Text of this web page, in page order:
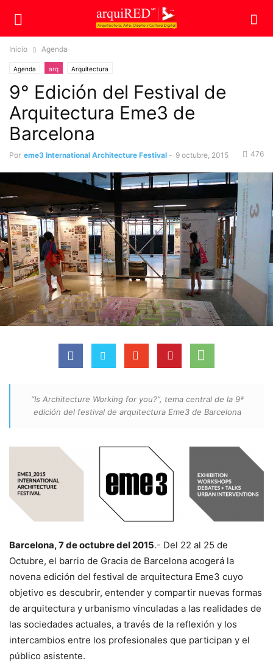
Inicio Agenda
Agenda arq Arquitectura
9° Edición del Festival de
Arquitectura Eme3 de
Barcelona
Por eme3 International Architecture Festival - 9 octubre, 2015 476
“Is Architecture Working for you?”, tema central de la 9ª
edición del festival de arquitectura Eme3 de Barcelona
Barcelona, 7 de octubre del 2015.- Del 22 al 25 de
Octubre, el barrio de Gracia de Barcelona acogerá la
novena edición del festival de arquitectura Eme3 cuyo
objetivo es descubrir, entender y compartir nuevas formas
de arquitectura y urbanismo vinculadas a las realidades de
las sociedades actuales, a través de la reflexión y los
intercambios entre los profesionales que participan y el
público asistente.